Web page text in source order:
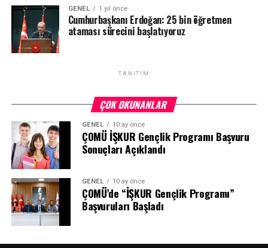
GENEL 1 yıl önce
Cumhurbaşkanı Erdoğan: 25 bin öğretmen
ataması sürecini başlatıyoruz
TANITIM
ÇOK OKUNANLAR
GENEL 10 ay önce
ÇOMÜ İŞKUR Gençlik Programı Başvuru
Sonuçları Açıklandı
GENEL 10 ay önce
ÇOMÜ’de “İŞKUR Gençlik Programı”
Başvuruları Başladı